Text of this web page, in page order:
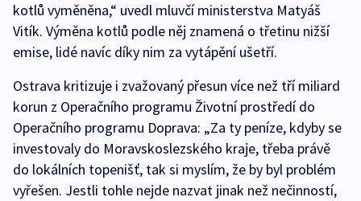
kotlů vyměněna,“ uvedl mluvčí ministerstva Matyáš
Vitík. Výměna kotlů podle něj znamená o třetinu nižší
emise, lidé navíc díky nim za vytápění ušetří.
Ostrava kritizuje i zvažovaný přesun více než tří miliard
korun z Operačního programu Životní prostředí do
Operačního programu Doprava: „Za ty peníze, kdyby se
investovaly do Moravskoslezského kraje, třeba právě
do lokálních topenišť, tak si myslím, že by byl problém
vyřešen. Jestli tohle nejde nazvat jinak než nečinností,